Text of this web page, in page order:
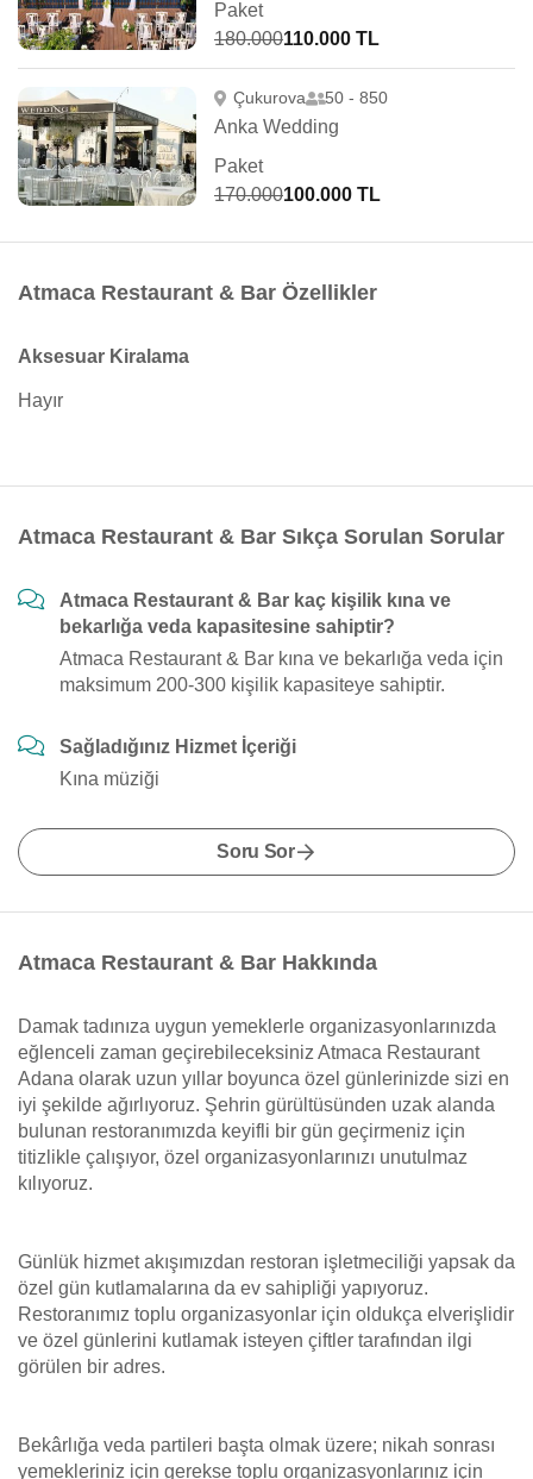
Paket
180.000110.000 TL
Çukurova 50 - 850
Anka Wedding
Paket
170.000100.000 TL
Atmaca Restaurant & Bar Özellikler
Aksesuar Kiralama
Hayır
Atmaca Restaurant & Bar Sıkça Sorulan Sorular
Atmaca Restaurant & Bar kaç kişilik kına ve
bekarlığa veda kapasitesine sahiptir?
Atmaca Restaurant & Bar kına ve bekarlığa veda için
maksimum 200-300 kişilik kapasiteye sahiptir.
Sağladığınız Hizmet İçeriği
Kına müziği
Soru Sor
Atmaca Restaurant & Bar Hakkında
Damak tadınıza uygun yemeklerle organizasyonlarınızda
eğlenceli zaman geçirebileceksiniz Atmaca Restaurant
Adana olarak uzun yıllar boyunca özel günlerinizde sizi en
iyi şekilde ağırlıyoruz. Şehrin gürültüsünden uzak alanda
bulunan restoranımızda keyifli bir gün geçirmeniz için
titizlikle çalışıyor, özel organizasyonlarınızı unutulmaz
kılıyoruz.
Günlük hizmet akışımızdan restoran işletmeciliği yapsak da
özel gün kutlamalarına da ev sahipliği yapıyoruz.
Restoranımız toplu organizasyonlar için oldukça elverişlidir
ve özel günlerini kutlamak isteyen çiftler tarafından ilgi
görülen bir adres.
Bekârlığa veda partileri başta olmak üzere; nikah sonrası
yemekleriniz için gerekse toplu organizasyonlarınız için